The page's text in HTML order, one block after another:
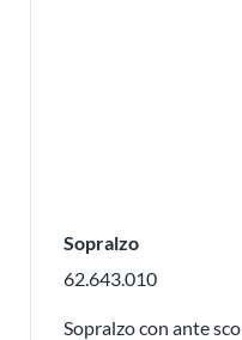
Sopralzo
62.643.010
Sopralzo con ante